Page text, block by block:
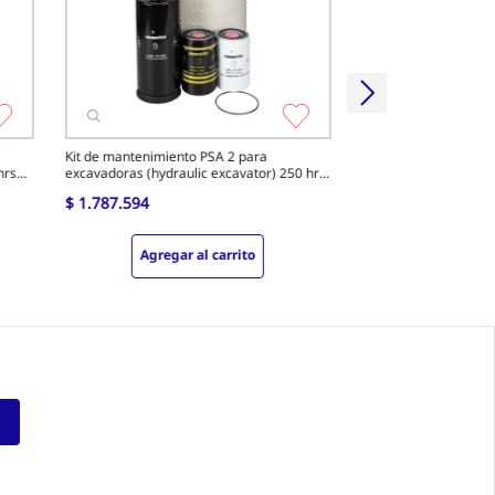
Kit de mantenimiento PSA 2 para
excavadoras (hydraulic excavator) 250 hrs
$ 1.787.594
Agregar al carrito